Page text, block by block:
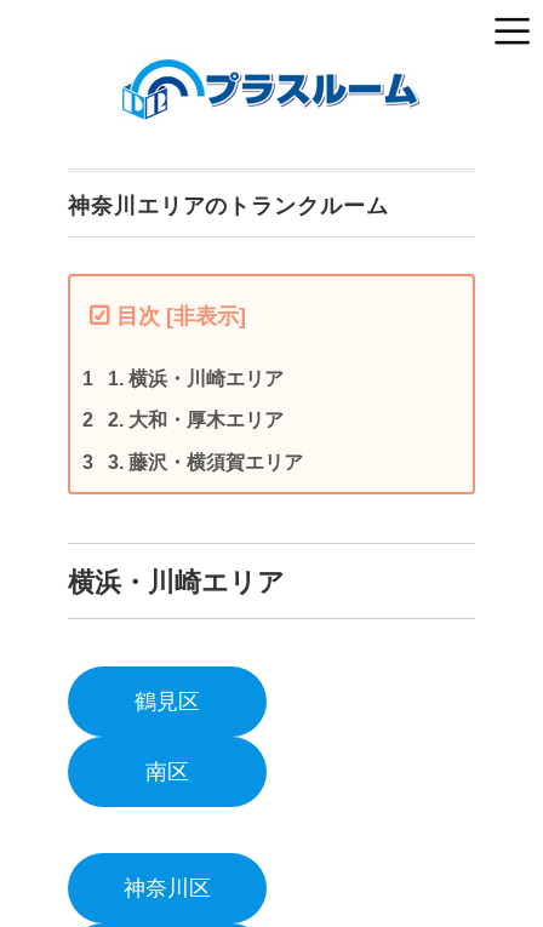
神奈川エリアのトランクルーム
目次 [非表示]
1. 横浜・川崎エリア
2. 大和・厚木エリア
3. 藤沢・横須賀エリア
横浜・川崎エリア
鶴見区
南区
神奈川区